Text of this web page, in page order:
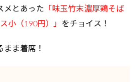
メとあった 「味玉竹末濃厚鶏そば
ス小（190円）」 をチョイス！
ま着席！